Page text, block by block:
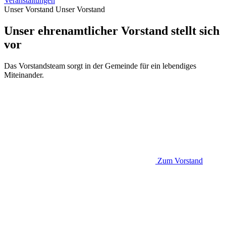
Unser Vorstand Unser Vorstand
Unser ehrenamtlicher Vorstand stellt sich
vor
Das Vorstandsteam sorgt in der Gemeinde für ein lebendiges
Miteinander.
Zum Vorstand